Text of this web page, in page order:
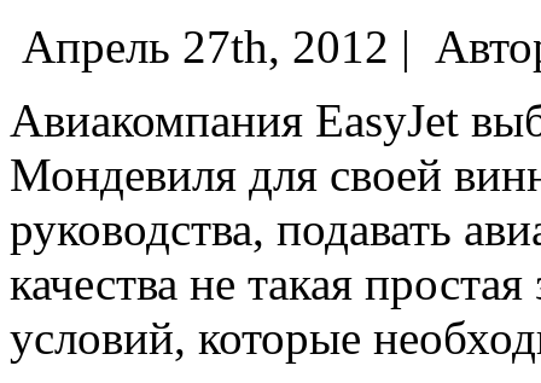
Апрель 27th, 2012 |
Авиакомпания EasyJet
Мондевиля для своей
руководства, подавать
качества не такая
условий, которые